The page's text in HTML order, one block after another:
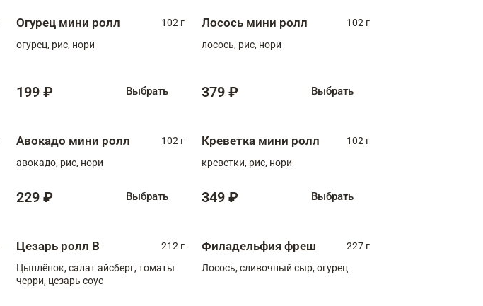
Огурец мини ролл
102 г
огурец, рис, нори
199 ₽ Выбрать
Лосось мини ролл
102 г
лосось, рис, нори
379 ₽ Выбрать
Авокадо мини ролл
102 г
авокадо, рис, нори
229 ₽ Выбрать
Креветка мини ролл
102 г
креветки, рис, нори
349 ₽ Выбрать
Цезарь ролл В
212 г
Цыплёнок, салат айсберг, томаты
черри, цезарь соус
Филадельфия фреш
227 г
Лосось, сливочный сыр, огурец